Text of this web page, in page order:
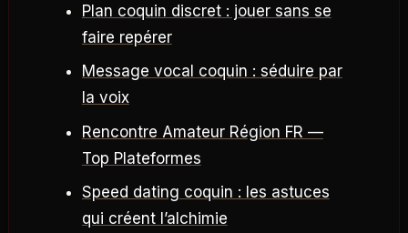
Plan coquin discret : jouer sans se
faire repérer
Message vocal coquin : séduire par
la voix
Rencontre Amateur Région FR —
Top Plateformes
Speed dating coquin : les astuces
qui créent l’alchimie